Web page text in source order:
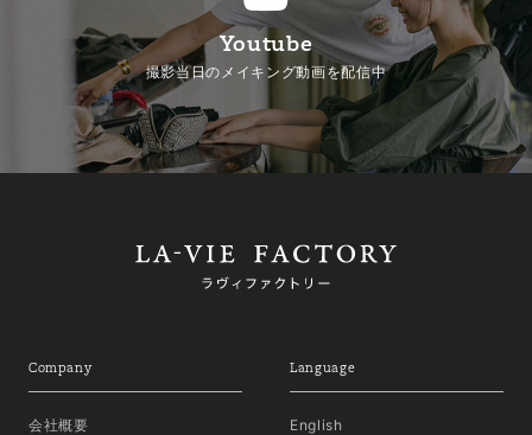
Youtube
撮影当日のメイキング動画を配信中
Company
会社概要
Language
English